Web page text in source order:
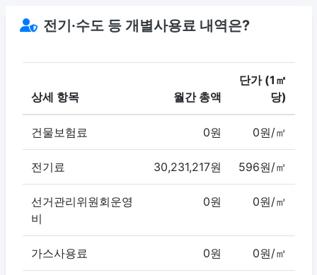
전기·수도 등 개별사용료 내역은?
상세 항목 월간 총액
단가 (1㎡
당)
건물보험료 0원 0원/㎡
전기료 30,231,217원 596원/㎡
선거관리위원회운영
비
0원 0원/㎡
가스사용료 0원 0원/㎡